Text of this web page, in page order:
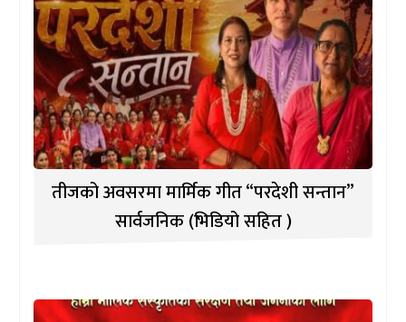
तीजको अवसरमा मार्मिक गीत “परदेशी सन्तान”
सार्वजनिक (भिडियो सहित )